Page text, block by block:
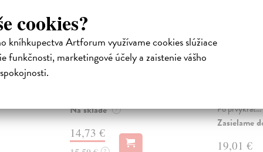
cookies?
kníhkupectva Artforum využívame cookies slúžiace
funkčnosti, marketingové účely a zaistenie vášho
Nevědění
Kundera Milan| Kniha
Česká emigrantka Irena žije ve
Na sklade ?
14,73 €
bytí
Slávny
mal v
Po prvýkrát...
Zasielame
19,01 €